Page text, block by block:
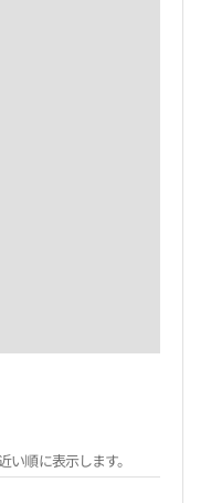
順に表示します。